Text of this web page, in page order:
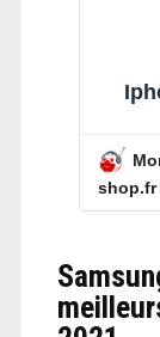
shop.fr